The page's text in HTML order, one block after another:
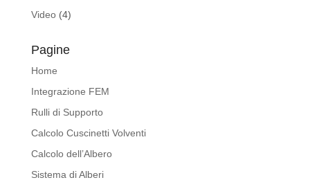
Video(4)
Pagine
Home
Integrazione FEM
Rulli di Supporto
Calcolo Cuscinetti Volventi
Calcolo dell’Albero
Sistema di Alberi